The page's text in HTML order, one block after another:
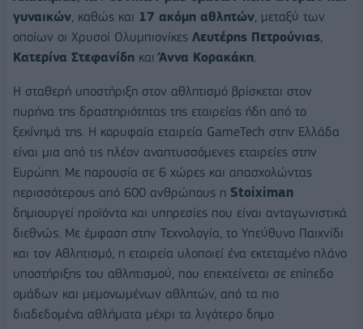
γυναικών, καθώς και 17 ακόμη αθλητών, μεταξύ των
οποίων οι Χρυσοί Ολυμπιονίκες Λευτέρης Πετρούνιας,
Κατερίνα Στεφανίδη καιΆννα Κορακάκη.
Η σταθερή υποστήριξη στον αθλητισμό βρίσκεται στον
πυρήνα της δραστηριότητας της εταιρείας ήδη από το
ξεκίνημά της. Η κορυφαία εταιρεία GameTech στην Ελλάδα
είναι μια από τις πλέον αναπτυσσόμενες εταιρείες στην
Ευρώπη. Με παρουσία σε 6 χώρες και απασχολώντας
περισσότερους από 600 ανθρώπους η Stoiximan
δημιουργεί προϊόντα και υπηρεσίες που είναι ανταγωνιστικά
διεθνώς. Με έμφαση στην Τεχνολογία, το Υπεύθυνο Παιχνίδι
και τον Αθλητισμό, η εταιρεία υλοποιεί ένα εκτεταμένο πλάνο
υποστήριξης του αθλητισμού, που επεκτείνεται σε επίπεδο
ομάδων και μεμονωμένων αθλητών, από τα πιο
διαδεδομένα αθλήματα μέχρι τα λιγότερο δημο